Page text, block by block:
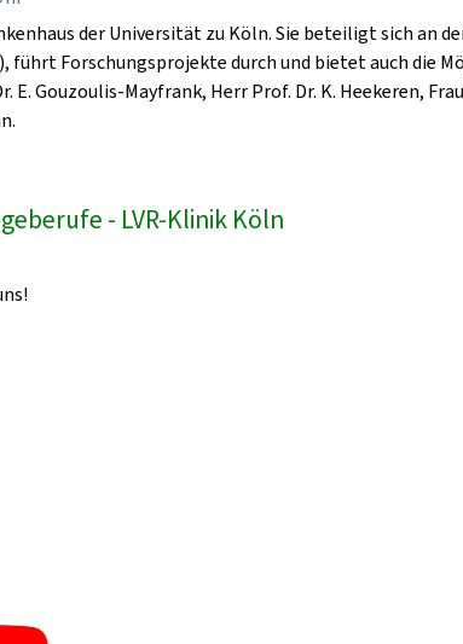
der Universität zu Köln. Sie beteiligt sich an
führt Forschungsprojekte durch und bietet auch die
Gouzoulis-Mayfrank, Herr Prof. Dr. K. Heekeren,
- LVR-Klinik Köln